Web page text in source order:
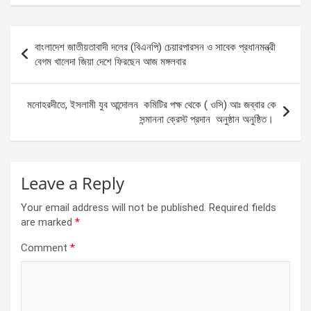
ce
o
o
k
se
n
g
er
at
s
A
p
p
ar
e
navigation
বাংলাদেশ জাতীয়তাবাদী দলের (বিএনপি) চেয়ারপারসন ও সাবেক প্রধানমন্ত্রী
বেগম খালেদা জিয়া দেশে ফিরছেন আজ মঙ্গলবার
মনোহরদীতে, ইসলামী যুব আন্দোলন কমিটির পক্ষ থেকে ( ওসি) আঃ জব্বার কে
সন্মাননা ক্রেস্ট প্রদান অনুষ্ঠান অনুষ্ঠিত।
Leave a Reply
Your email address will not be published. Required fields
are marked *
Comment *